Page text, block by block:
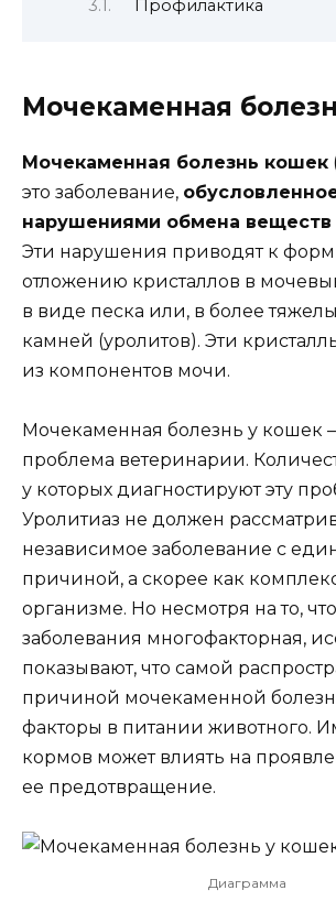
Профилактика
Мочекаменная
Мочекаменная болезнь кошек
это заболевание,
нарушениями обмена веществ
Эти нарушения приводят к
отложению кристаллов в
в виде песка или, в более
камней (уролитов). Эти
из компонентов мочи.
Мочекаменная болезнь у кошек –
проблема ветеринарии.
у которых диагностируют эту
Уролитиаз не должен
независимое заболевание с
причиной, а скорее как
организме. Но несмотря на то,
заболевания многофакторная,
показывают, что самой
причиной мочекаменной
факторы в питании животного.
кормов может влиять на
ее предотвращение.
Диаграмма